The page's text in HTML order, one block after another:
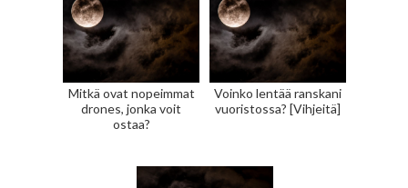
Mitkä ovat nopeimmat
drones, jonka voit
ostaa?
Voinko lentää ranskani
vuoristossa? [Vihjeitä]